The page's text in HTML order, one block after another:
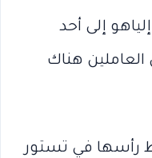
إلى أحد
العاملين هناك
في تستور